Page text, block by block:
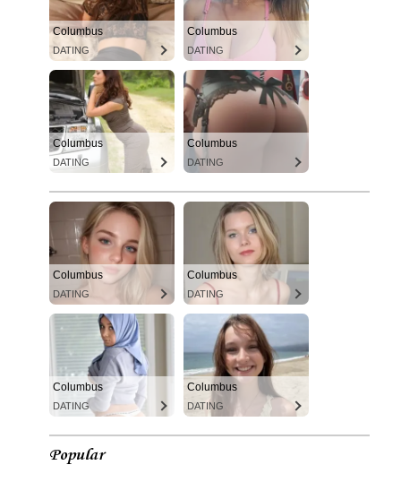
Columbus
DATING
Columbus
DATING
Columbus
DATING
Columbus
DATING
Columbus
DATING
Columbus
DATING
Columbus
DATING
Columbus
DATING
Popular